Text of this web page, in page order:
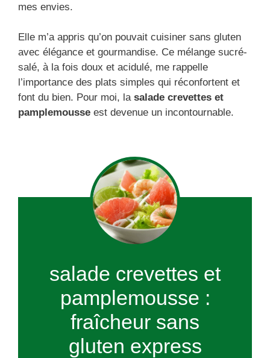
mes envies.
Elle m’a appris qu’on pouvait cuisiner sans gluten
avec élégance et gourmandise. Ce mélange sucré-
salé, à la fois doux et acidulé, me rappelle
l’importance des plats simples qui réconfortent et
font du bien. Pour moi, la salade crevettes et
pamplemousse est devenue un incontournable.
salade crevettes et
pamplemousse :
fraîcheur sans
gluten express